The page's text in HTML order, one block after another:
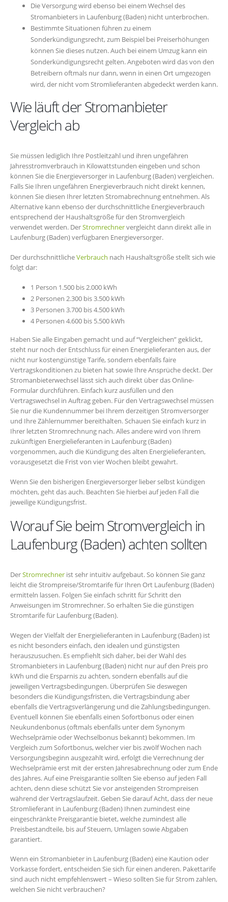
Die Versorgung wird ebenso bei einem Wechsel des
Stromanbieters in Laufenburg (Baden) nicht unterbrochen.
Bestimmte Situationen führen zu einem
Sonderkündigungsrecht, zum Beispiel bei Preiserhöhungen
können Sie dieses nutzen. Auch bei einem Umzug kann ein
Sonderkündigungsrecht gelten. Angeboten wird das von den
Betreibern oftmals nur dann, wenn in einen Ort umgezogen
wird, der nicht vom Stromlieferanten abgedeckt werden kann.
Wie läuft der Stromanbieter
Vergleich ab
Sie müssen lediglich Ihre Postleitzahl und ihren ungefähren
Jahresstromverbrauch in Kilowattstunden eingeben und schon
können Sie die Energieversorger in Laufenburg (Baden) vergleichen.
Falls Sie Ihren ungefähren Energieverbrauch nicht direkt kennen,
können Sie diesen Ihrer letzten Stromabrechnung entnehmen. Als
Alternative kann ebenso der durchschnittliche Energieverbrauch
entsprechend der Haushaltsgröße für den Stromvergleich
verwendet werden. DerStromrechnervergleicht dann direkt alle in
Laufenburg (Baden) verfügbaren Energieversorger.
Der durchschnittlicheVerbrauch nach Haushaltsgröße stellt sich wie
folgt dar:
1 Person 1.500 bis 2.000 kWh
2 Personen 2.300 bis 3.500 kWh
3 Personen 3.700 bis 4.500 kWh
4 Personen 4.600 bis 5.500 kWh
Haben Sie alle Eingaben gemacht und auf “Vergleichen” geklickt,
steht nur noch der Entschluss für einen Energielieferanten aus, der
nicht nur kostengünstige Tarife, sondern ebenfalls faire
Vertragskonditionen zu bieten hat sowie Ihre Ansprüche deckt. Der
Stromanbieterwechsel lässt sich auch direkt über das Online-
Formular durchführen. Einfach kurz ausfüllen und den
Vertragswechsel in Auftrag geben. Für den Vertragswechsel müssen
Sie nur die Kundennummer bei Ihrem derzeitigen Stromversorger
und Ihre Zählernummer bereithalten. Schauen Sie einfach kurz in
Ihrer letzten Stromrechnung nach. Alles andere wird von Ihrem
zukünftigen Energielieferanten in Laufenburg (Baden)
vorgenommen, auch die Kündigung des alten Energielieferanten,
vorausgesetzt die Frist von vier Wochen bleibt gewahrt.
Wenn Sie den bisherigen Energieversorger lieber selbst kündigen
möchten, geht das auch. Beachten Sie hierbei auf jeden Fall die
jeweilige Kündigungsfrist.
Worauf Sie beim Stromvergleich in
Laufenburg (Baden) achten sollten
DerStromrechner ist sehr intuitiv aufgebaut. So können Sie ganz
leicht die Strompreise/Stromtarife für Ihren Ort Laufenburg (Baden)
ermitteln lassen. Folgen Sie einfach schritt für Schritt den
Anweisungen im Stromrechner. So erhalten Sie die günstigen
Stromtarife für Laufenburg (Baden).
Wegen der Vielfalt der Energielieferanten in Laufenburg (Baden) ist
es nicht besonders einfach, den idealen und günstigsten
herauszusuchen. Es empfiehlt sich daher, bei der Wahl des
Stromanbieters in Laufenburg (Baden) nicht nur auf den Preis pro
kWh und die Ersparnis zu achten, sondern ebenfalls auf die
jeweiligen Vertragsbedingungen. Überprüfen Sie deswegen
besonders die Kündigungsfristen, die Vertragsbindung aber
ebenfalls die Vertragsverlängerung und die Zahlungsbedingungen.
Eventuell können Sie ebenfalls einen Sofortbonus oder einen
Neukundenbonus (oftmals ebenfalls unter dem Synonym
Wechselprämie oder Wechselbonus bekannt) bekommen. Im
Vergleich zum Sofortbonus, welcher vier bis zwölf Wochen nach
Versorgungsbeginn ausgezahlt wird, erfolgt die Verrechnung der
Wechselprämie erst mit der ersten Jahresabrechnung oder zum Ende
des Jahres. Auf eine Preisgarantie sollten Sie ebenso auf jeden Fall
achten, denn diese schützt Sie vor ansteigenden Strompreisen
während der Vertragslaufzeit. Geben Sie darauf Acht, dass der neue
Stromlieferant in Laufenburg (Baden) Ihnen zumindest eine
eingeschränkte Preisgarantie bietet, welche zumindest alle
Preisbestandteile, bis auf Steuern, Umlagen sowie Abgaben
garantiert.
Wenn ein Stromanbieter in Laufenburg (Baden) eine Kaution oder
Vorkasse fordert, entscheiden Sie sich für einen anderen. Pakettarife
sind auch nicht empfehlenswert – Wieso sollten Sie für Strom zahlen,
welchen Sie nicht verbrauchen?